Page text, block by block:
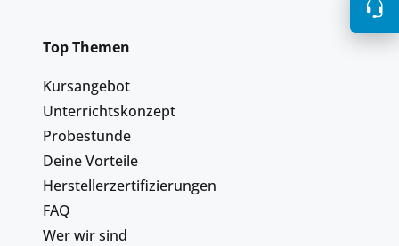
Top Themen
Kursangebot
Unterrichtskonzept
Probestunde
Deine Vorteile
Herstellerzertifizierungen
FAQ
Wer wir sind